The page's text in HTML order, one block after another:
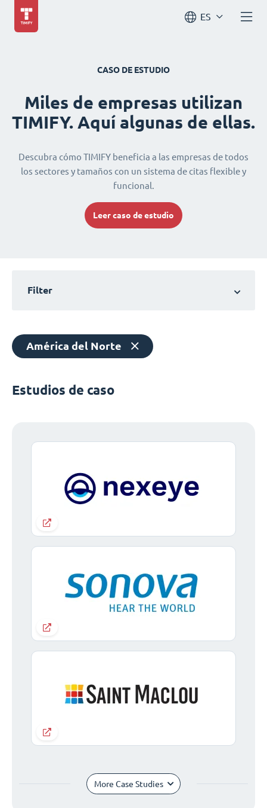
ES
CASO DE ESTUDIO
Miles de empresas utilizan
TIMIFY. Aquí algunas de ellas.
Descubra cómo TIMIFY beneficia a las empresas de todos
los sectores y tamaños con un sistema de citas flexible y
funcional.
Leer caso de estudio
Filter
América del Norte
Estudios de caso
More Case Studies